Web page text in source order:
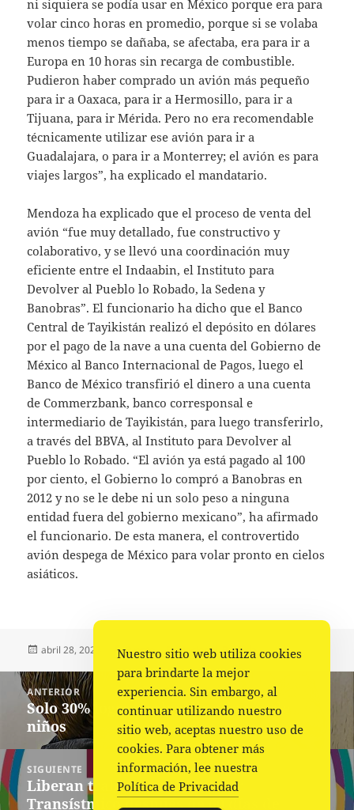
ni siquiera se podía usar en México porque era para
volar cinco horas en promedio, porque si se volaba
menos tiempo se dañaba, se afectaba, era para ir a
Europa en 10 horas sin recarga de combustible.
Pudieron haber comprado un avión más pequeño
para ir a Oaxaca, para ir a Hermosillo, para ir a
Tijuana, para ir Mérida. Pero no era recomendable
técnicamente utilizar ese avión para ir a
Guadalajara, o para ir a Monterrey; el avión es para
viajes largos”, ha explicado el mandatario.
Mendoza ha explicado que el proceso de venta del
avión “fue muy detallado, fue constructivo y
colaborativo, y se llevó una coordinación muy
eficiente entre el Indaabin, el Instituto para
Devolver al Pueblo lo Robado, la Sedena y
Banobras”. El funcionario ha dicho que el Banco
Central de Tayikistán realizó el depósito en dólares
por el pago de la nave a una cuenta del Gobierno de
México al Banco Internacional de Pagos, luego el
Banco de México transfirió el dinero a una cuenta
de Commerzbank, banco corresponsal e
intermediario de Tayikistán, para luego transferirlo,
a través del BBVA, al Instituto para Devolver al
Pueblo lo Robado. “El avión ya está pagado al 100
por ciento, el Gobierno lo compró a Banobras en
2012 y no se le debe ni un solo peso a ninguna
entidad fuera del gobierno mexicano”, ha afirmado
el funcionario. De esta manera, el controvertido
avión despega de México para volar pronto en cielos
asiáticos.
Publicado
abril 28, 2023 Autor
Fuente Categorías
Nacional ,Portada
Navegación
entradas
ANTERIOR
Entrada
anterior:
Solo 30% logra ser lo que soñaron de
niños
SIGUIENTE
Siguiente
entrada:
Liberan trabajos del Corredor
Transístmico después de 60 días de
Nuestro sitio web utiliza cookies
para brindarte la mejor
experiencia. Sin embargo, al
continuar utilizando nuestro
sitio web, aceptas nuestro uso de
cookies. Para obtener más
información, lee nuestra
Política de Privacidad